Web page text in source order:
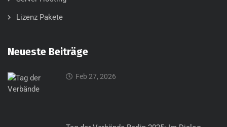
Lizenz Pakete
Neueste Beiträge
Feb 27, 2026